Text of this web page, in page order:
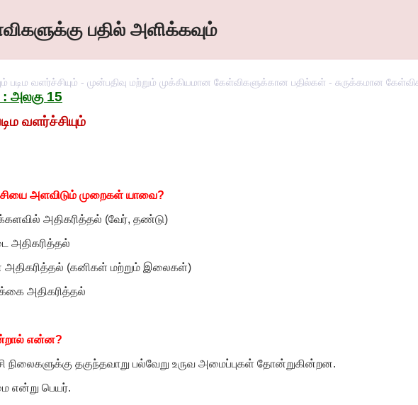
பதில் அளிக்கவும்
படிம வளர்ச்சியும் - முன்பதிவு மற்றும் முக்கியமான கேள்விகளுக்கான பதில்கள் - சுருக்கமான
அலகு 15
வளர்ச்சியும்
அளவிடும் முறைகள் யாவை?
அதிகரித்தல் (வேர், தண்டு)
அதிகரித்தல்
அதிகரித்தல் (கனிகள் மற்றும் இலைகள்)
அதிகரித்தல்
என்ன?
நிலைகளுக்கு தகுந்தவாறு பல்வேறு உருவ அமைப்புகள் தோன்றுகின்றன.
என்று பெயர்.